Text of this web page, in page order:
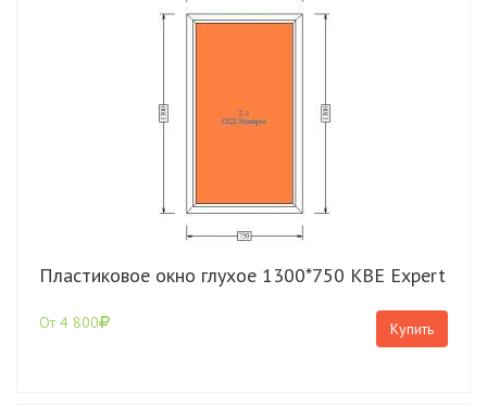
Пластиковое окно глухое 1300*750 КВЕ Expert
От 4 800 Купить